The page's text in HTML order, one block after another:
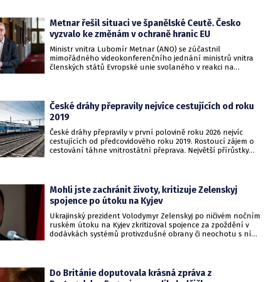
Metnar řešil situaci ve španělské Ceutě. Česko
vyzvalo ke změnám v ochraně hranic EU
Ministr vnitra Lubomír Metnar (ANO) se zúčastnil
mimořádného videokonferenčního jednání ministrů vnitra
členských států Evropské unie svolaného v reakci na
České dráhy přepravily nejvíce cestujících od roku
2019
České dráhy přepravily v první polovině roku 2026 nejvíc
cestujících od předcovidového roku 2019. Rostoucí zájem o
cestování táhne vnitrostátní přeprava. Největší přírůstky
individuálním motorismem.
Mohli jste zachránit životy, kritizuje Zelenskyj
spojence po útoku na Kyjev
Ukrajinský prezident Volodymyr Zelenskyj po ničivém nočním
ruském útoku na Kyjev zkritizoval spojence za zpoždění v
dodávkách systémů protivzdušné obrany či neochotu s ní
Do Británie doputovala krásná zpráva z